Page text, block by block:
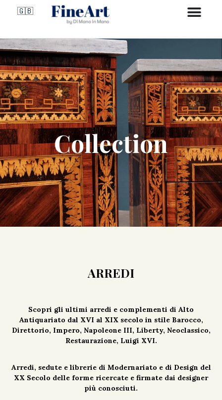
🇬🇧
Collection
ARREDI
Scopri gli ultimi arredi e complementi di Alto
Antiquariato dal XVI al XIX secolo in stile Barocco,
Direttorio, Impero, Napoleone III, Liberty, Neoclassico,
Restaurazione, Luigi XVI.
Arredi, sedute e librerie di Modernariato e di Design del
XX Secolo delle forme ricercate e firmate dai designer
più conosciuti.